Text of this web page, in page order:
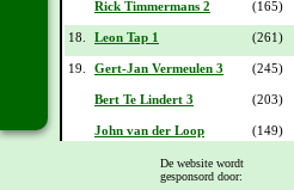
Rick Timmermans 2 (165)
18. Leon Tap 1 (261)
19. Gert-Jan Vermeulen 3 (245)
Bert Te Lindert 3 (203)
John van der Loop (149)
Eddy Seynaeve 5De website wordt
gesponsord door: